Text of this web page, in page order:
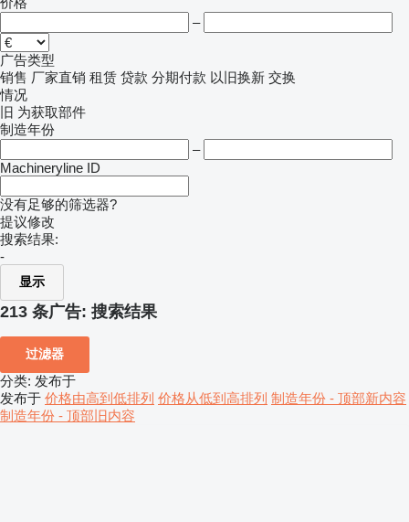
–
广告类型
销售 厂家直销 租赁 贷款 分期付款 以旧换新 交换
情况
旧 为获取部件
制造年份
–
Machineryline ID
没有足够的筛选器?
提议修改
搜索结果:
-
显示
213 条广告: 搜索结果
过滤器
分类: 发布于
发布于 价格由高到低排列 价格从低到高排列 制造年份 - 顶部新内容
制造年份 - 顶部旧内容